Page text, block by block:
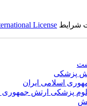
شرایط License
پزشکی
اسلامی ایران
پزشکی ارتش جمهوری